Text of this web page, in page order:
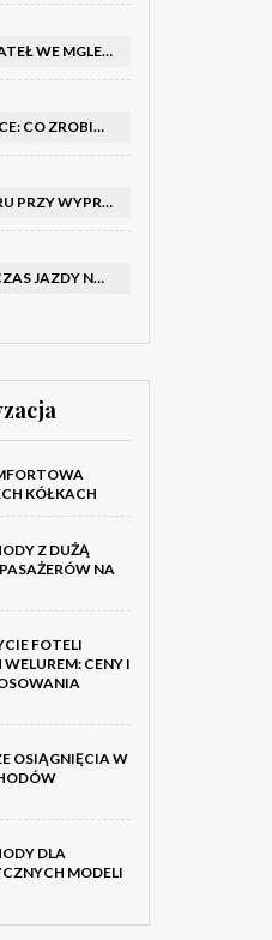
JAK UŻYWAĆ ŚWIATEŁ WE MGLE – KIEDY WŁĄCZYĆ MIJANIA I PRZECIWMGIELNE ORAZ CZEGO NIE ROBIĆ
JAZDA POD SŁOŃCE: CO ZROBIĆ, BY OGRANICZYĆ OLŚNIENIE I POPRAWIĆ WIDOCZNOŚĆ
PODMUCH WIATRU PRZY WYPRZEDZANIU CIĘŻARÓWKI: JAK UTRZYMAĆ TOR JAZDY I OPANOWAĆ AUTO
ZMĘCZENIE PODCZAS JAZDY NOCĄ – PO JAKICH SYGNAŁACH ROZPOZNAĆ SENNOŚĆ ZA KIEROWNICĄ I KIEDY ZROBIĆ PRZERWĘ
KÓŁKACH
Z DUŻĄ
NA
FOTELI
CENY I
OSIĄGNIĘCIA W
DLA
MODELI